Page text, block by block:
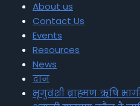
About us
Contact Us
Events
Resources
News
दान
भृगुवंशी ब्राह्मण ऋषि